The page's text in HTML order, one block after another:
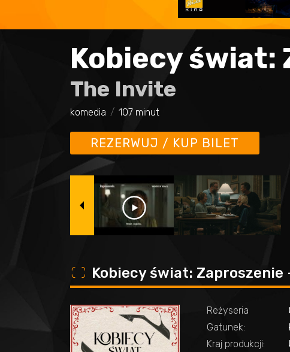
Kobiecy świat:
The Invite
komedia 107 minut
REZERWUJ / KUP BILET
o Kobiecy świat: Zaproszenie
Reżyseria
Gatunek:
Kraj produkcji: